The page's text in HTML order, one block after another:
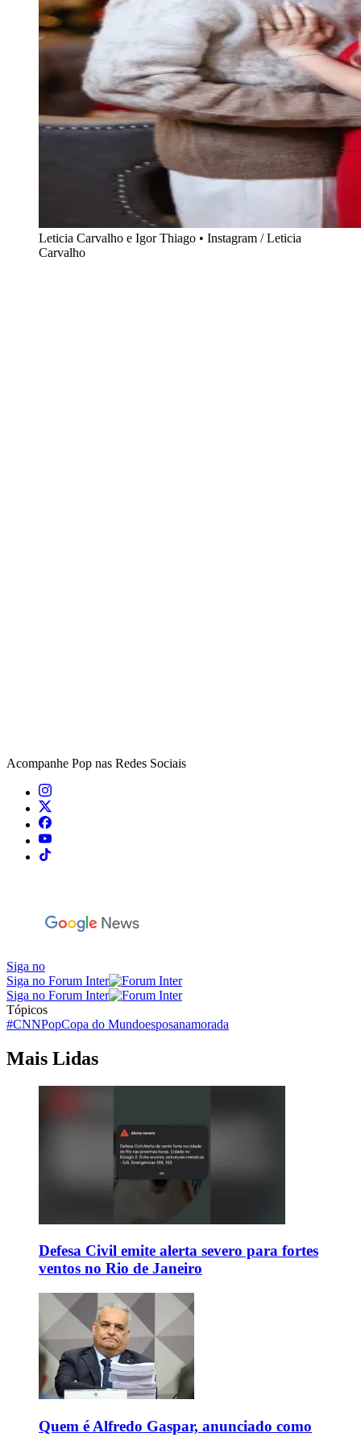
Leticia Carvalho e Igor Thiago • Instagram / Leticia
Carvalho
Acompanhe Pop nas Redes Sociais
Siga no
Siga no Forum Inter
Siga no Forum Inter
Tópicos
#CNNPopCopa do Mundoesposanamorada
Mais Lidas
Defesa Civil emite alerta severo para fortes
ventos no Rio de Janeiro
Quem é Alfredo Gaspar, anunciado como